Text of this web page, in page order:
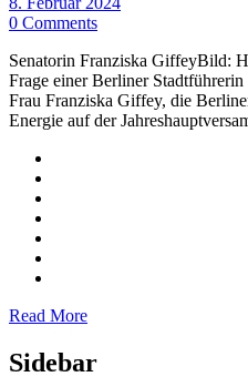
0 Comments
Senatorin Franziska GiffeyBild:
Frage einer Berliner
Frau Franziska Giffey, die
Energie auf der
Read More
Sidebar